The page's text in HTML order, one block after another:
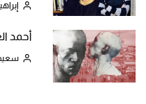
أحمد